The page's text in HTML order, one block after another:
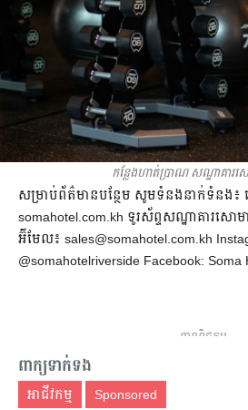
កន្លែងហាត់ប្រាណ សណ្ឋាគារ
សម្រាប់ព័ត៌មានបន្ថែម សូមទំនងនាក់ទំនង៖
somahotel.com.kh ទូរស័ព្ទសណ្ឋាគារសោម
អ៊ីមែល៖ sales@somahotel.com.kh
@somahotelriverside Facebook: Soma
ពាណិជ្ជកម្ម
ពាក្យទាក់ទង
អាជីវកម្ម Sponsored